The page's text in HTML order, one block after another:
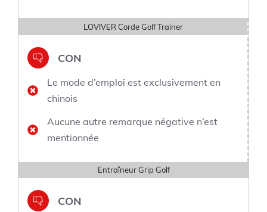
LOVIVER Corde Golf Trainer
CON
Le mode d’emploi est exclusivement en
chinois
Aucune autre remarque négative n’est
mentionnée
Entraîneur Grip Golf
CON